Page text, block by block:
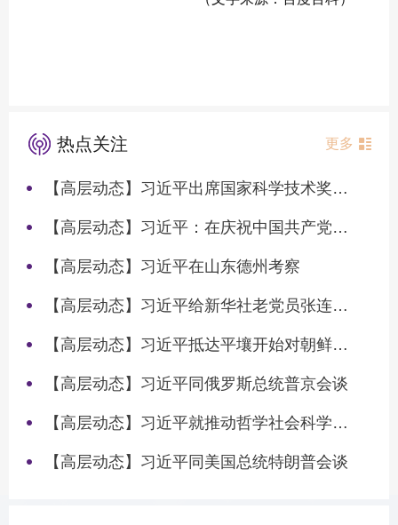
热点关注 更多
【高层动态】习近平出席国家科学技术奖励大会两院院士大会中国科协第十一次全国代表大会并发表重要讲话
【高层动态】习近平：在庆祝中国共产党成立105周年大会上的讲话
【高层动态】习近平在山东德州考察
【高层动态】习近平给新华社老党员张连生回信强调 传承红色基因 在新征程上书写优异答卷
【高层动态】习近平抵达平壤开始对朝鲜进行国事访问
【高层动态】习近平同俄罗斯总统普京会谈
【高层动态】习近平就推动哲学社会科学高质量发展作出重要指示
【高层动态】习近平同美国总统特朗普会谈